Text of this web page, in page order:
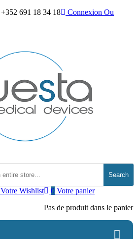
+352 691 18 34 18 Connexion Ou
Search
0 Votre panier
Pas de produit dans le panier
Votre Wishlist